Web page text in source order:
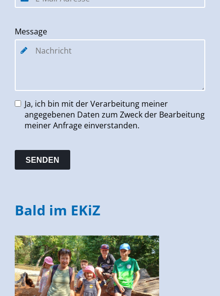
Message
Ja, ich bin mit der Verarbeitung meiner
angegebenen Daten zum Zweck der Bearbeitung
meiner Anfrage einverstanden.
Bald im EKiZ